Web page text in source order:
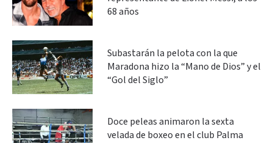
68 años
Subastarán la pelota con la que
Maradona hizo la “Mano de Dios” y el
“Gol del Siglo”
Doce peleas animaron la sexta
velada de boxeo en el club Palma